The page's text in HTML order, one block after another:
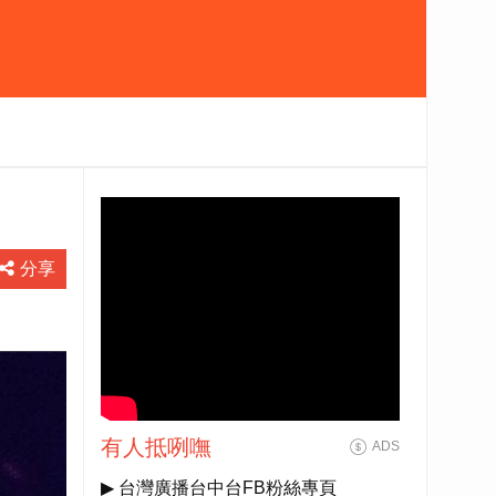
分享
有人抵咧嘸 ADS
▶ 台灣廣播台中台FB粉絲專頁